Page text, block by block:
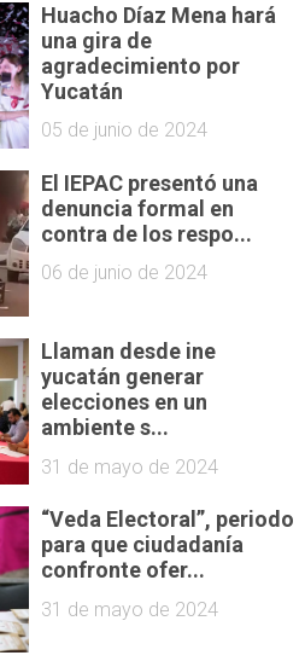
Huacho Díaz Mena hará
una gira de
agradecimiento por
Yucatán
05 de junio de 2024
El IEPAC presentó una
denuncia formal en
contra de los respo...
06 de junio de 2024
Llaman desde ine
yucatán generar
elecciones en un
ambiente s...
31 de mayo de 2024
“Veda Electoral”, periodo
para que ciudadanía
confronte ofer...
31 de mayo de 2024